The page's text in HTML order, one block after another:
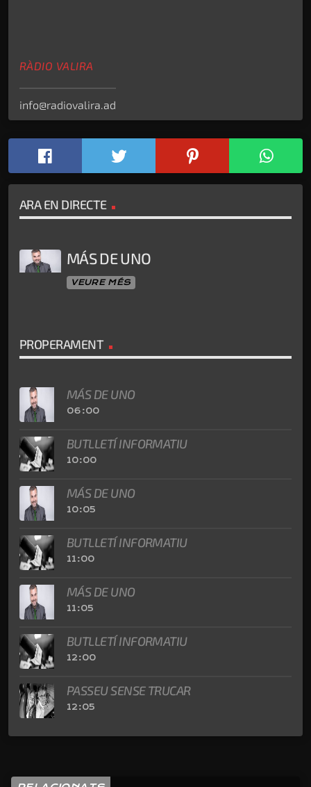
RÀDIO VALIRA
info@radiovalira.ad
ARA EN DIRECTE
MÁS DE UNO
VEURE MÉS
PROPERAMENT
MÁS DE UNO
06:00
BUTLLETÍ INFORMATIU
10:00
MÁS DE UNO
10:05
BUTLLETÍ INFORMATIU
11:00
MÁS DE UNO
11:05
BUTLLETÍ INFORMATIU
12:00
PASSEU SENSE TRUCAR
12:05